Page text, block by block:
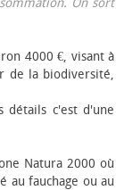
On sort
4000 €, visant à
de la biodiversité,
détails c'est d'une
Natura 2000 où
au fauchage ou au